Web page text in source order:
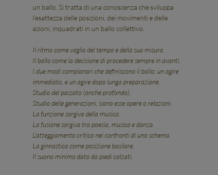
un ballo. Si tratta di una conoscenza che sviluppa
l’esattezza delle posizioni, dei movimenti e delle
azioni, inquadrati in un ballo collettivo.
Il ritmo come vaglio del tempo e della sua misura.
Il ballo come la decisione di procedere sempre in avanti.
I due modi complanari che definiscono il ballo: un agire
immediato, e un agire dopo lunga preparazione.
Studio del passato (anche profondo).
Studio delle generazioni, siano esse opere o relazioni.
La funzione sorgiva della musica.
La fusione sorgiva tra poesia, musica e danza.
L’atteggiamento critico nei confronti di uno schema.
La ginnastica come posizione basilare.
Il suono minimo dato da piedi calzati.